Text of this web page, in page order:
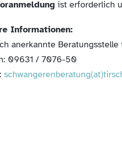
ist erforderlich
Informationen:
anerkannte
09631 / 7076-50